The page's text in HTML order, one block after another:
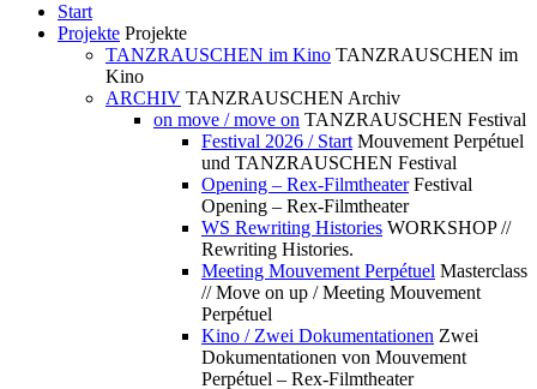
Start
Projekte Projekte
TANZRAUSCHEN im Kino TANZRAUSCHEN im
Kino
ARCHIV TANZRAUSCHEN Archiv
on move / move on TANZRAUSCHEN Festival
Festival 2026 / Start Mouvement Perpétuel
und TANZRAUSCHEN Festival
Opening – Rex-Filmtheater Festival
Opening – Rex-Filmtheater
WS Rewriting Histories WORKSHOP //
Rewriting Histories.
Meeting Mouvement Perpétuel Masterclass
// Move on up / Meeting Mouvement
Perpétuel
Kino / Zwei Dokumentationen Zwei
Dokumentationen von Mouvement
Perpétuel – Rex-Filmtheater